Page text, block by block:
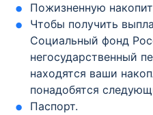
Пожизненную
Чтобы получить
Социальный фонд
негосударственный
находятся ваши
понадобятся
Паспорт.